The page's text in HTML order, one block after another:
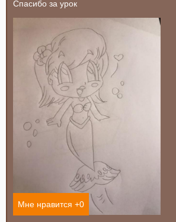
Спасибо за урок
Мне нравится +0